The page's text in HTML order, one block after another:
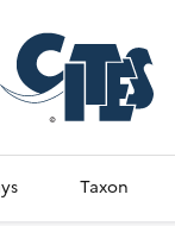
Taxon